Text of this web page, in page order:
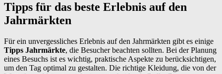
Tipps für das beste Erlebnis auf den
Jahrmärkten
Für ein unvergessliches Erlebnis auf den Jahrmärkten gibt es einige
Tipps Jahrmärkte, die Besucher beachten sollten. Bei der Planung
eines Besuchs ist es wichtig, praktische Aspekte zu berücksichtigen,
um den Tag optimal zu gestalten. Die richtige Kleidung, die von der